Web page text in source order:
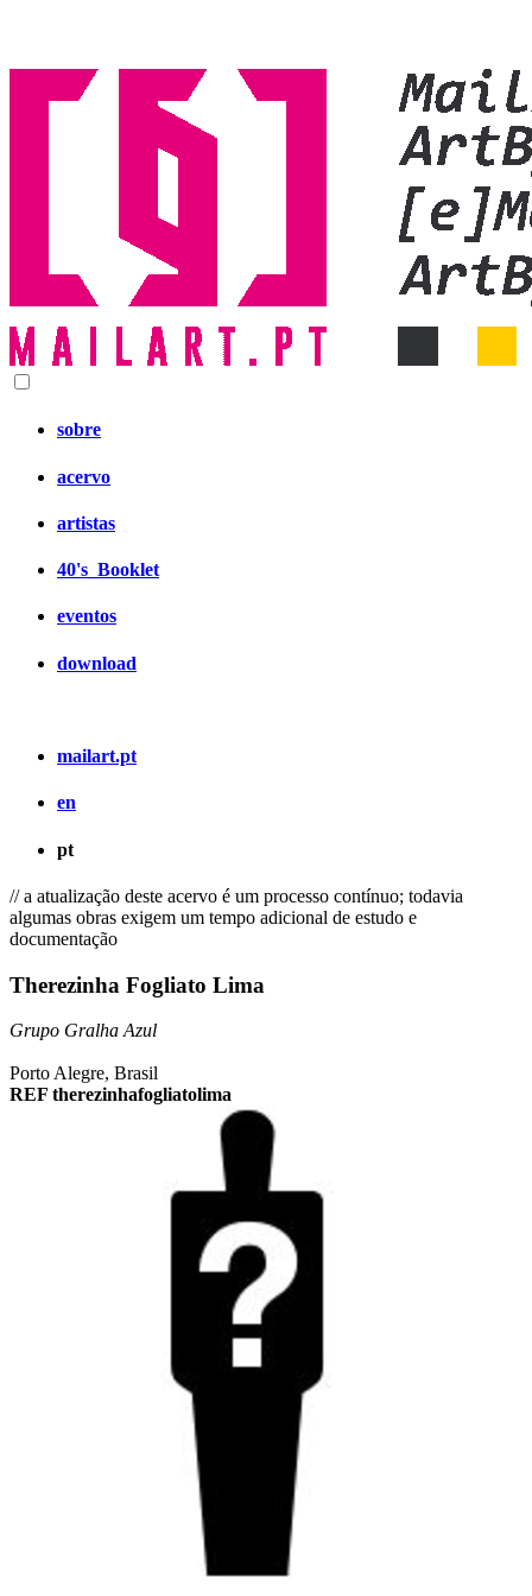
sobre
acervo
artistas
40's_Booklet
eventos
download
mailart.pt
en
pt
// a atualização deste acervo é um processo contínuo; todavia
algumas obras exigem um tempo adicional de estudo e
documentação
Therezinha Fogliato Lima
Grupo Gralha Azul
Porto Alegre, Brasil
REF therezinhafogliatolima